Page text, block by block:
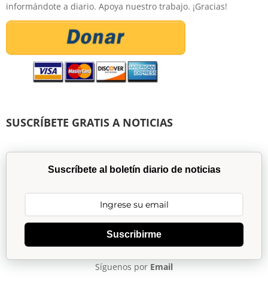
informándote a diario. Apoya nuestro trabajo. ¡Gracias!
SUSCRÍBETE GRATIS A NOTICIAS
Suscríbete al boletín diario de noticias
Suscribirme
Síguenos por Email